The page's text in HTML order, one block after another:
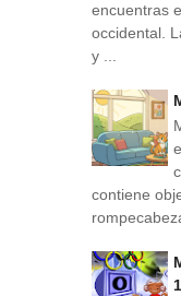
encuentras
occidental.
y ...
contiene